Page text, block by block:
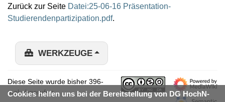
Zurück zur Seite Datei:25-06-16 Präsentation-
Studierendenpartizipation.pdf.
Cookies helfen uns bei der Bereitstellung von DG HochN-
WERKZEUGE
Diese Seite wurde bisher 396-
mal abgerufen.